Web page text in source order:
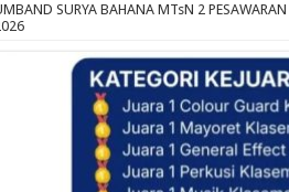
SURYA BAHANA MTsN 2